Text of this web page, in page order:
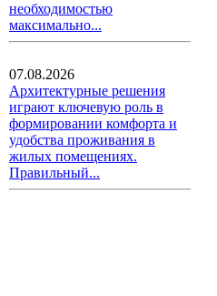
необходимостью
максимально...
07.08.2026
Архитектурные решения
играют ключевую роль в
формировании комфорта и
удобства проживания в
жилых помещениях.
Правильный...